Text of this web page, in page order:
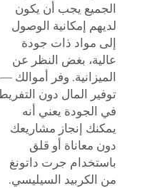
الجميع يجب أن يكون
لديهم إمكانية الوصول
إلى مواد ذات جودة
عالية، بغض النظر عن
الميزانية. وفر أموالك —
توفير المال دون التفريط
في الجودة يعني أنه
يمكنك إنجاز مشاريعك
دون معاناة أو قلق
باستخدام جرت داتونغ
من الكربيد السيليسي.